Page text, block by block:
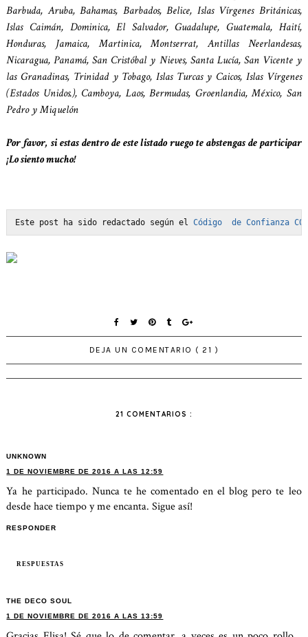
Barbuda, Aruba, Bahamas, Barbados, Belice, Islas Vírgenes Británicas,
Islas Caimán, Dominica, El Salvador, Guadalupe, Guatemala, Haití,
Honduras, Jamaica, Martinica, Montserrat, Antillas Neerlandesas,
Nicaragua, Panamá, San Cristóbal y Nieves, Santa Lucía, San Vicente y
las Granadinas, Trinidad y Tobago, Islas Turcas y Caicos, Islas Vírgenes
(Estados Unidos.), Camboya, Laos, Bermudas, Groenlandia, México, San
Pedro y Miquelón
Por favor, si estas dentro de este listado ruego te abstengas de participar
¡Lo siento mucho!
Este post ha sido redactado según el Código  de Confianza
DEJA UN COMENTARIO ( 21 )
21 COMENTARIOS :
UNKNOWN
1 DE NOVIEMBRE DE 2016 A LAS 12:59
Ya he participado. Nunca te he comentado en el blog pero te leo
desde hace tiempo y me encanta. Sigue así!
RESPONDER
RESPUESTAS
THE DECO SOUL
1 DE NOVIEMBRE DE 2016 A LAS 13:59